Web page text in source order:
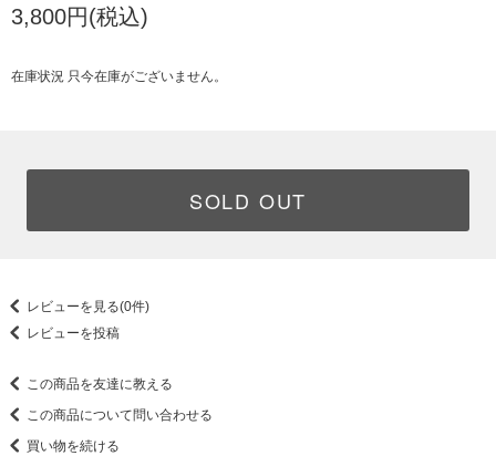
3,800円(税込)
在庫状況 只今在庫がございません。
SOLD OUT
レビューを見る(0件)
レビューを投稿
この商品を友達に教える
この商品について問い合わせる
買い物を続ける